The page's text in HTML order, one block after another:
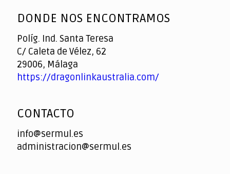
of
DONDE NOS ENCONTRAMOS
Políg. Ind. Santa Teresa
C/ Caleta de Vélez, 62
29006, Málaga
https://dragonlinkaustralia.com/
CONTACTO
info@sermul.es
administracion@sermul.es